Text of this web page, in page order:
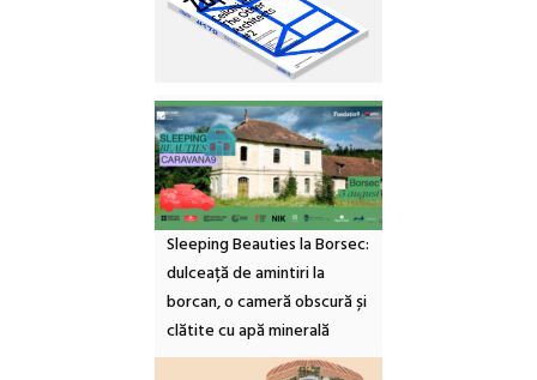
Sleeping Beauties la Borsec:
dulceață de amintiri la
borcan, o cameră obscură și
clătite cu apă minerală